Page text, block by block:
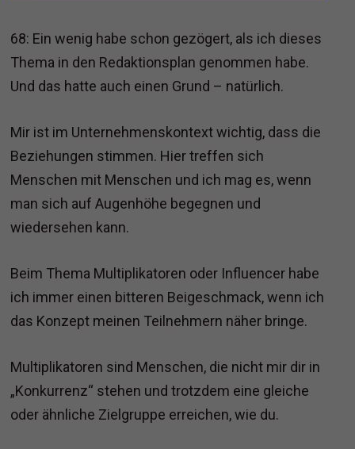
68: Ein wenig habe schon gezögert, als ich dieses
Thema in den Redaktionsplan genommen habe.
Und das hatte auch einen Grund – natürlich.
Mir ist im Unternehmenskontext wichtig, dass die
Beziehungen stimmen. Hier treffen sich
Menschen mit Menschen und ich mag es, wenn
man sich auf Augenhöhe begegnen und
wiedersehen kann.
Beim Thema Multiplikatoren oder Influencer habe
ich immer einen bitteren Beigeschmack, wenn ich
das Konzept meinen Teilnehmern näher bringe.
Multiplikatoren sind Menschen, die nicht mir dir in
„Konkurrenz“ stehen und trotzdem eine gleiche
oder ähnliche Zielgruppe erreichen, wie du.